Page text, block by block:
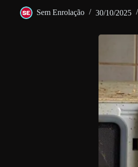
Sem Enrolação 30/10/2025